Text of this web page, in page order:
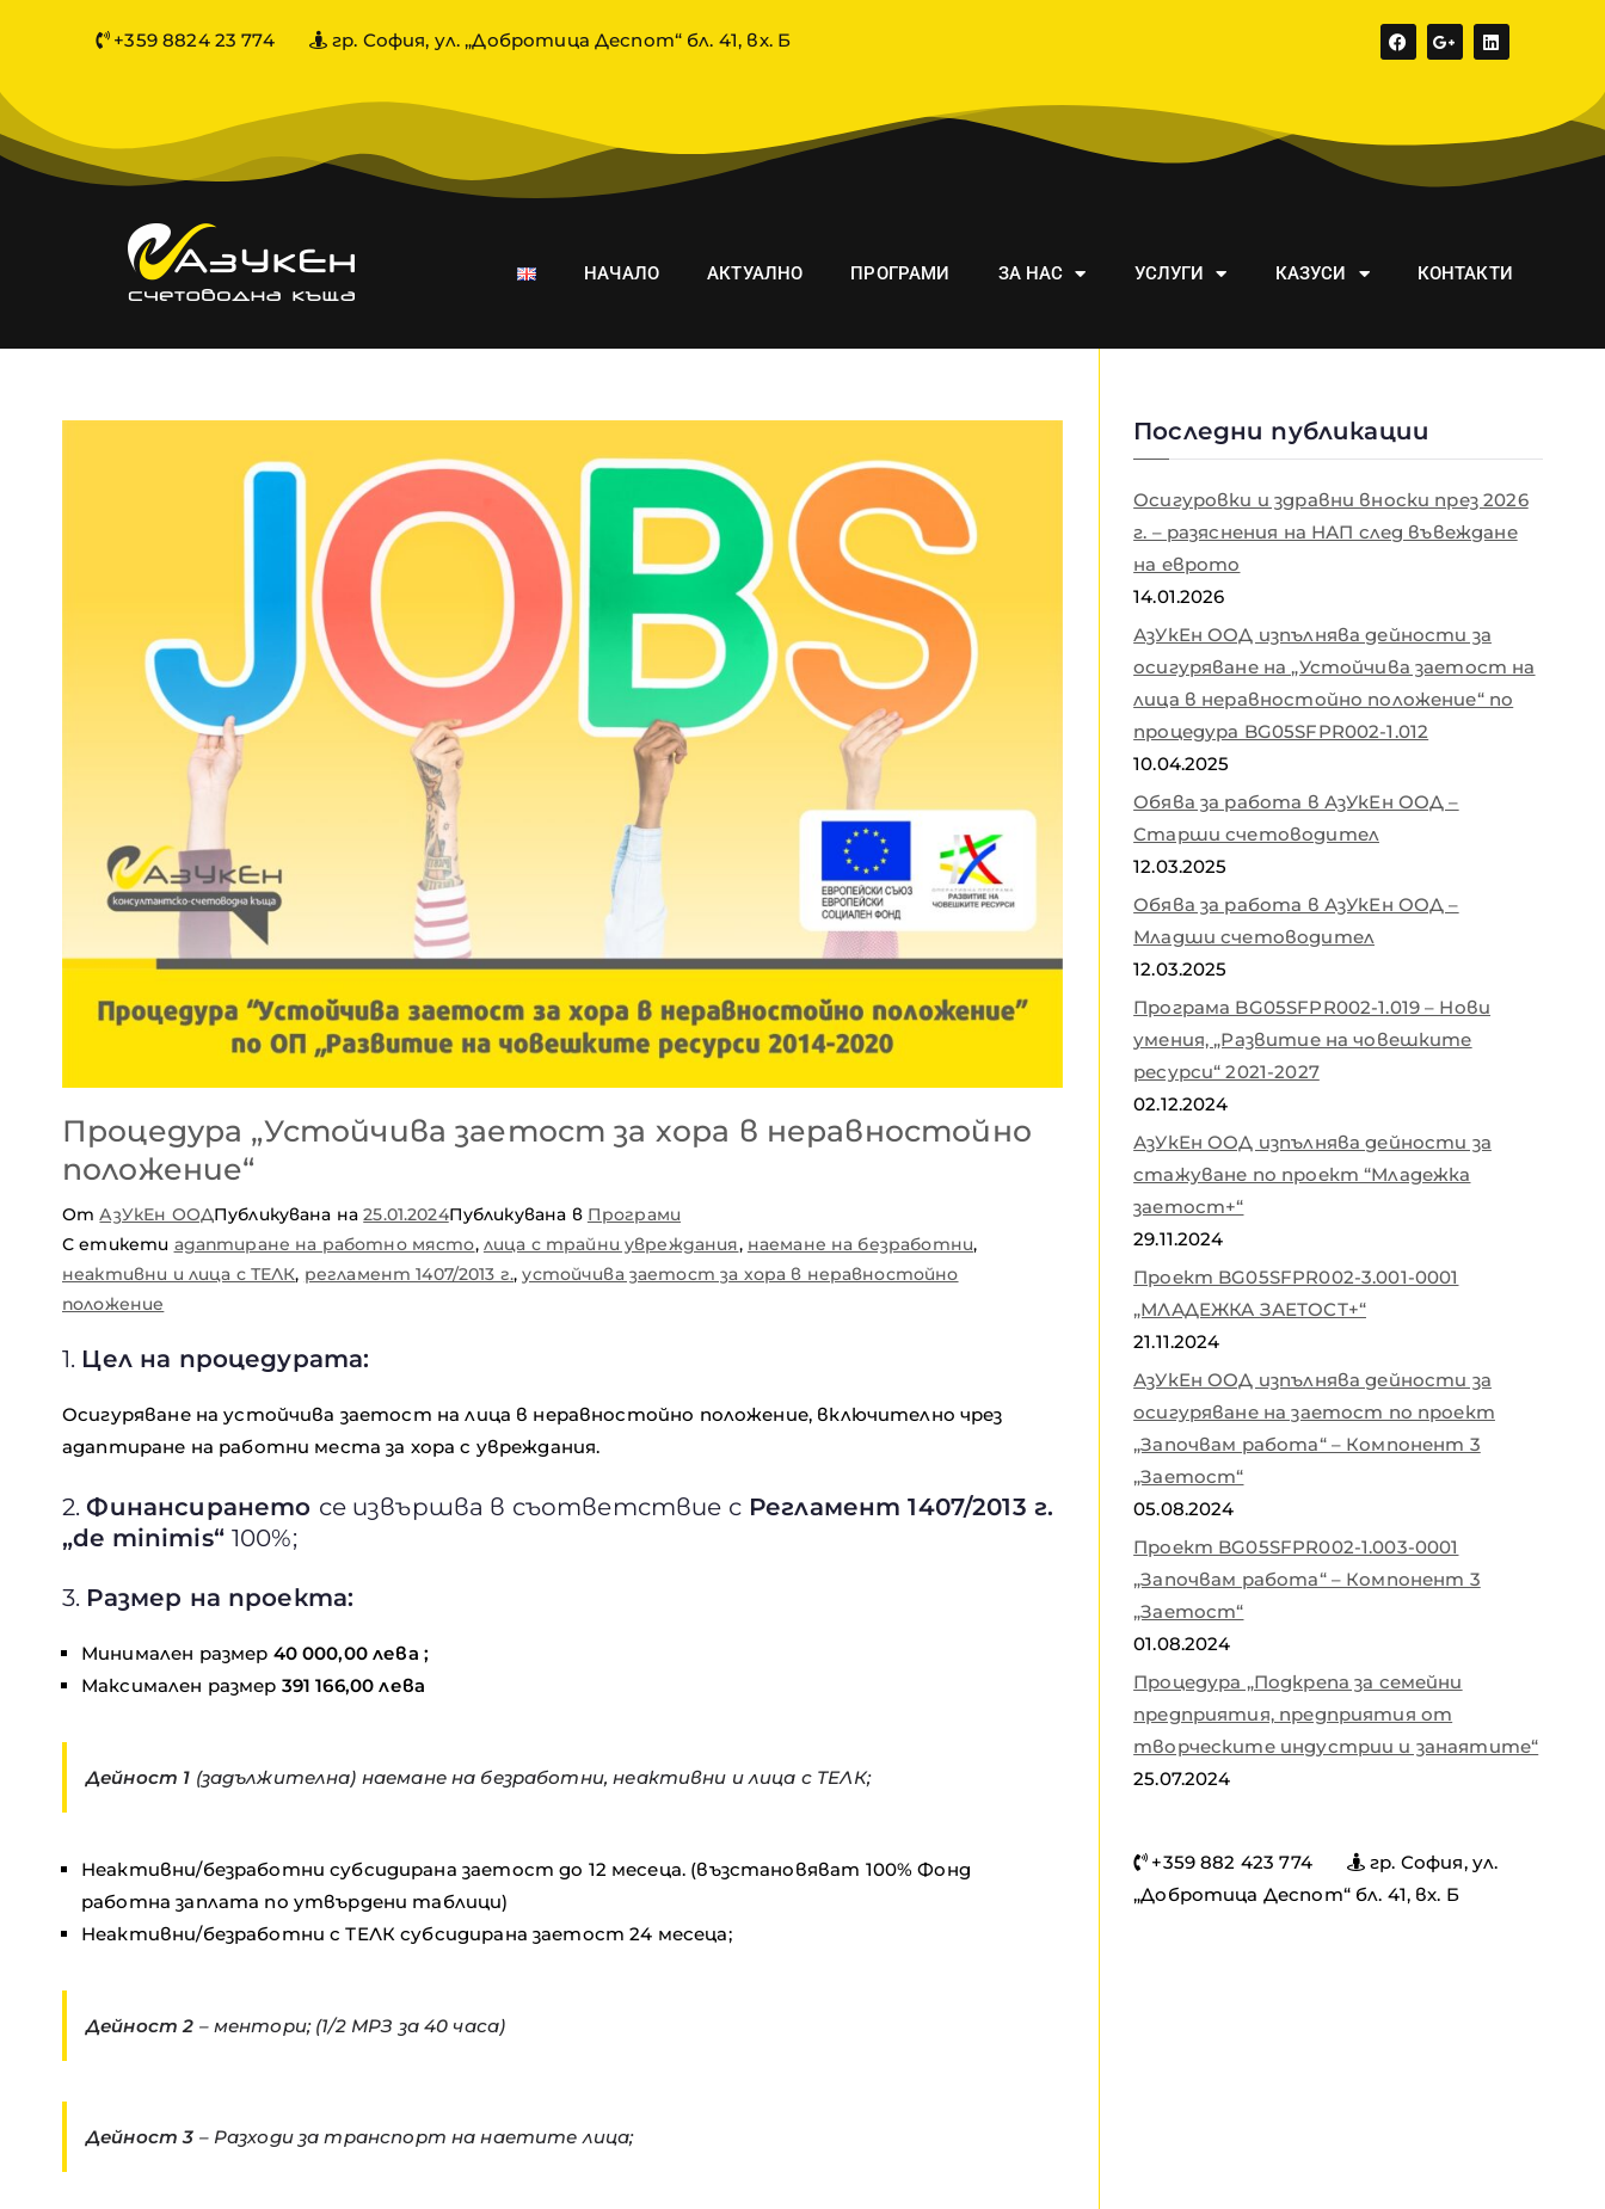
+359 8824 23 774 гр. София, ул. „Добротица Деспот“ бл. 41, вх. Б
НАЧАЛО АКТУАЛНО ПРОГРАМИ ЗА НАС УСЛУГИ КАЗУСИ КОНТАКТИ
Процедура „Устойчива заетост за хора в неравностойно
положение“
ОтАзУкЕн ООДПубликувана на25.01.2024Публикувана в Програми
С етикети адаптиране на работно място, лица с трайни увреждания, наемане на безработни,
неактивни и лица с ТЕЛК, регламент 1407/2013 г.,устойчива заетост за хора в неравностойно
положение
1. Цел на процедурата:
Осигуряване на устойчива заетост на лица в неравностойно положение, включително чрез
адаптиране на работни места за хора с увреждания.
2. Финансирането се извършва в съответствие сРегламент 1407/2013 г.
„de minimis“ 100%;
3. Размер на проекта:
Минимален размер 40 000,00 лева ;
Максимален размер 391 166,00 лева
Дейност 1 (задължителна) наемане на безработни, неактивни и лица с ТЕЛК;
Неактивни/безработни субсидирана заетост до 12 месеца. (възстановяват 100% Фонд
работна заплата по утвърдени таблици)
Неактивни/безработни с ТЕЛК субсидирана заетост 24 месеца;
Дейност 2 – ментори; (1/2 МРЗ за 40 часа)
Дейност 3 – Разходи за транспорт на наетите лица;
Последни публикации
Осигуровки и здравни вноски през 2026
г. – разяснения на НАП след въвеждане
на еврото
14.01.2026
АзУкЕн ООД изпълнява дейности за
осигуряване на „Устойчива заетост на
лица в неравностойно положение“ по
процедура BG05SFPR002-1.012
10.04.2025
Обява за работа в АзУкЕн ООД –
Старши счетоводител
12.03.2025
Обява за работа в АзУкЕн ООД –
Младши счетоводител
12.03.2025
Програма BG05SFPR002-1.019 – Нови
умения, „Развитие на човешките
ресурси“ 2021-2027
02.12.2024
АзУкЕн ООД изпълнява дейности за
стажуване по проект “Младежка
заетост+“
29.11.2024
Проект BG05SFPR002-3.001-0001
„МЛАДЕЖКА ЗАЕТОСТ+“
21.11.2024
АзУкЕн ООД изпълнява дейности за
осигуряване на заетост по проект
„Започвам работа“ – Компонент 3
„Заетост“
05.08.2024
Проект BG05SFPR002-1.003-0001
„Започвам работа“ – Компонент 3
„Заетост“
01.08.2024
Процедура „Подкрепа за семейни
предприятия, предприятия от
творческите индустрии и занаятите“
25.07.2024
+359 882 423 774
гр. София, ул.
„Добротица Деспот“ бл. 41, вх. Б